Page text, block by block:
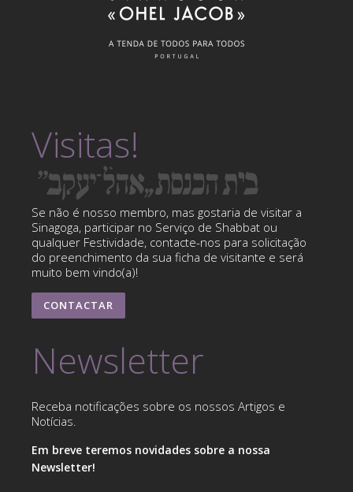
Visitas!
Se não é nosso membro, mas gostaria de visitar a
Sinagoga, participar no Serviço de Shabbat ou
qualquer Festividade, contacte-nos para solicitação
do preenchimento da sua ficha de visitante e será
muito bem vindo(a)!
CONTACTAR
Newsletter
Receba notificações sobre os nossos Artigos e
Notícias.
Em breve teremos novidades sobre a nossa
Newsletter!